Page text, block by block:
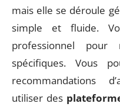
mais elle se déroule
simple et fluide.
professionnel
spécifiques. Vous
recommandations
utiliser des